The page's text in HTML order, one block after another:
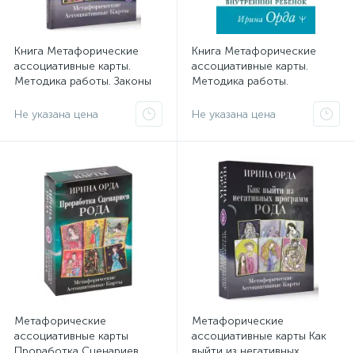
Книга Метафорические
ассоциативные карты.
Методика работы. Законы
негативных семейных
Не указана цена
Книга Метафорические
ассоциативные карты.
Методика работы.
Не указана цена
Метафорические
ассоциативные карты
Метафорические
ассоциативные карты Как